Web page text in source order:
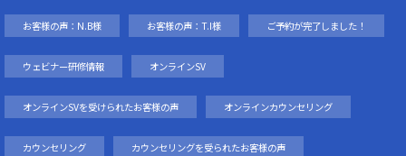
お客様の声：N.B様 お客様の声：T.I様 ご予約が完了しました！
ウェビナー研修情報 オンラインSV
オンラインSVを受けられたお客様の声 オンラインカウンセリング
カウンセリング カウンセリングを受られたお客様の声